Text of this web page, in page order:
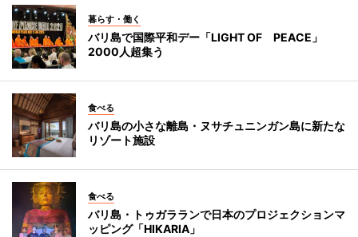
暮らす・働く
バリ島で国際平和デー「LIGHT OF PEACE」
2000人超集う
食べる
バリ島の小さな離島・ヌサチュニンガン島に新たな
リゾート施設
食べる
バリ島・トゥガラランで日本のプロジェクションマ
ッピング「HIKARIA」